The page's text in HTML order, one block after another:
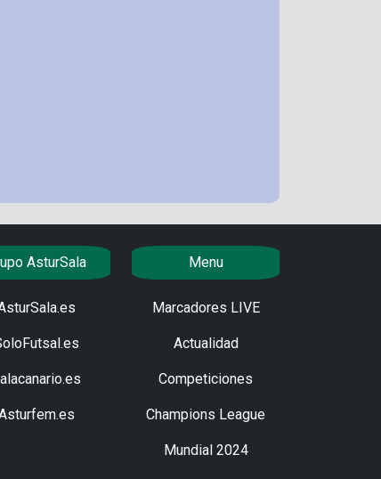
AsturSala Menu
Marcadores LIVE
Actualidad
Competiciones
Champions League
Mundial 2024